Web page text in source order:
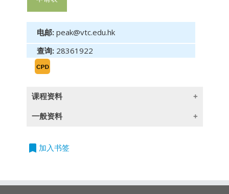
电邮: peak@vtc.edu.hk
查询: 28361922
课程资料
险索偿争议案例 :
的承保及不保项目，和容易 被客人忽略的被保
一般资料
授課語言
除一些指定以英语授课的课程外,所有课程
bookmark 加入书签